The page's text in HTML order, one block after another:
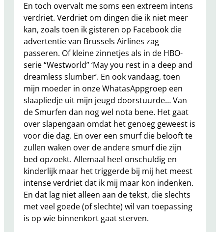
En toch overvalt me soms een extreem intens
verdriet. Verdriet om dingen die ik niet meer
kan, zoals toen ik gisteren op Facebook die
advertentie van Brussels Airlines zag
passeren. Of kleine zinnetjes als in de HBO-
serie “Westworld” ‘May you rest in a deep and
dreamless slumber’. En ook vandaag, toen
mijn moeder in onze WhatasAppgroep een
slaapliedje uit mijn jeugd doorstuurde… Van
de Smurfen dan nog wel nota bene. Het gaat
over slapengaan omdat het genoeg geweest is
voor die dag. En over een smurf die belooft te
zullen waken over de andere smurf die zijn
bed opzoekt. Allemaal heel onschuldig en
kinderlijk maar het triggerde bij mij het meest
intense verdriet dat ik mij maar kon indenken.
En dat lag niet alleen aan de tekst, die slechts
met veel goede (of slechte) wil van toepassing
is op wie binnenkort gaat sterven.